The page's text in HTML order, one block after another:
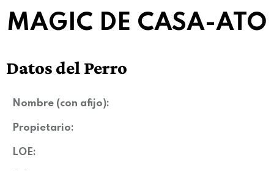
MAGIC DE CASA-ATO
Datos del Perro
Nombre (con afijo):
Propietario:
LOE: